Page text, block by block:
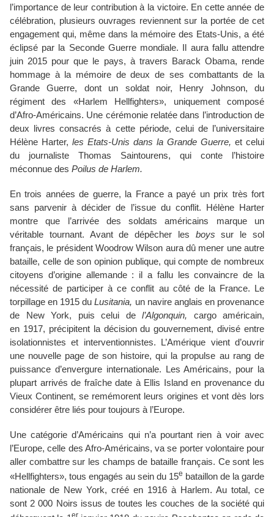
l’importance de leur contribution à la victoire. En cette année de
célébration, plusieurs ouvrages reviennent sur la portée de cet
engagement qui, même dans la mémoire des Etats-Unis, a été
éclipsé par la Seconde Guerre mondiale. Il aura fallu attendre
juin 2015 pour que le pays, à travers Barack Obama, rende
hommage à la mémoire de deux de ses combattants de la
Grande Guerre, dont un soldat noir, Henry Johnson, du
régiment des «Harlem Hellfighters», uniquement composé
d’Afro-Américains. Une cérémonie relatée dans l’introduction de
deux livres consacrés à cette période, celui de l’universitaire
Hélène Harter, les Etats-Unis dans la Grande Guerre, et celui
du journaliste Thomas Saintourens, qui conte l’histoire
méconnue des Poilus de Harlem.
En trois années de guerre, la France a payé un prix très fort
sans parvenir à décider de l’issue du conflit. Hélène Harter
montre que l’arrivée des soldats américains marque un
véritable tournant. Avant de dépêcher les boys sur le sol
français, le président Woodrow Wilson aura dû mener une autre
bataille, celle de son opinion publique, qui compte de nombreux
citoyens d’origine allemande : il a fallu les convaincre de la
nécessité de participer à ce conflit au côté de la France. Le
torpillage en 1915 duLusitania, un navire anglais en provenance
de New York, puis celui de l’Algonquin, cargo américain,
en 1917, précipitent la décision du gouvernement, divisé entre
isolationnistes et interventionnistes. L’Amérique vient d’ouvrir
une nouvelle page de son histoire, qui la propulse au rang de
puissance d’envergure internationale. Les Américains, pour la
plupart arrivés de fraîche date à Ellis Island en provenance du
Vieux Continent, se remémorent leurs origines et vont dès lors
considérer être liés pour toujours à l’Europe.
Une catégorie d’Américains qui n’a pourtant rien à voir avec
l’Europe, celle des Afro-Américains, va se porter volontaire pour
aller combattre sur les champs de bataille français. Ce sont les
«Hellfighters», tous engagés au sein du 15e bataillon de la garde
nationale de New York, créé en 1916 à Harlem. Au total, ce
sont 2 000 Noirs issus de toutes les couches de la société qui
er